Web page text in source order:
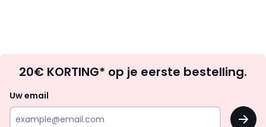
zoek
inspiratie
20€ KORTING* op je eerste bestelling.
Uw email
OK